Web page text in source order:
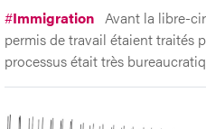
#Immigration Avant la libre-
permis de travail étaient traités
processus était très